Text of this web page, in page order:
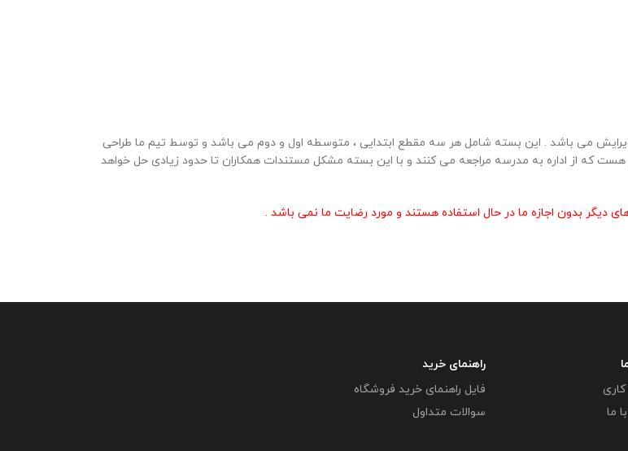
می باشد . این بسته شامل هر سه مقطع ابتدایی ، متوسطه اول و دوم می باشد و توسط تیم ما طراحی
هست که از اداره به مدرسه مراجعه می کنند و با این بسته مشکل مستندات همکاران تا حدود زیادی حل خواهد
بدون اجازه ما در حال استفاده هستند و مورد رضایت ما نمی باشد .
ما
راهنمای خرید
فایل راهنمای خرید فروشگاه
سوالات متداول